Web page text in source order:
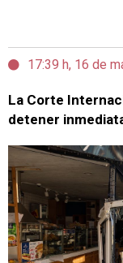
17:39 h, 16 de
La Corte
detener